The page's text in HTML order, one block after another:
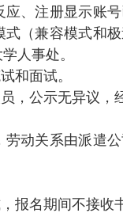
、注册显示账
（兼容模式和
人事处。
和面试。
，公示无异议，
动关系由派遣
报名期间不接收